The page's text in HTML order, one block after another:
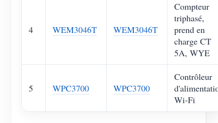
4 WEM3046T WEM3046T
Compteur
triphasé,
prend en
charge CT
5A, WYE
5 WPC3700 WPC3700
Contrôleur
Wi-Fi